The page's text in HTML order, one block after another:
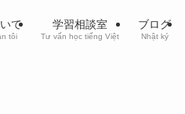
て
tôi
学習相談室
Tư vấn học tiếng Việt
ブログ
Nhật ký